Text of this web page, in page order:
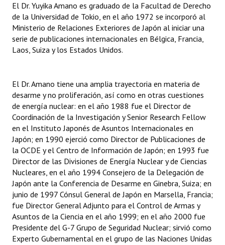
Banca del Vecino - Registro
Huéspedes de Honor - Registro
Antiguos Pobladores - Registro
Bariloche, Municipio intercultural
Entrega de distinciones
REFORMA DE LA CARTA ORGÁNICA
El Dr. Yuyika Amano es graduado de la Facultad de Derecho
de la Universidad de Tokio, en el año 1972 se incorporó al
Ministerio de Relaciones Exteriores de Japón al iniciar una
serie de publicaciones internacionales en Bélgica, Francia,
Laos, Suiza y los Estados Unidos.
El Dr. Amano tiene una amplia trayectoria en materia de
desarme y no proliferación, así como en otras cuestiones
de energía nuclear: en el año 1988 fue el Director de
Coordinación de la Investigación y Senior Research Fellow
en el Instituto Japonés de Asuntos Internacionales en
Japón; en 1990 ejerció como Director de Publicaciones de
la OCDE y el Centro de Información de Japón; en 1993 fue
Director de las Divisiones de Energía Nuclear y de Ciencias
Nucleares, en el año 1994 Consejero de la Delegación de
Japón ante la Conferencia de Desarme en Ginebra, Suiza; en
junio de 1997 Cónsul General de Japón en Marsella, Francia;
fue Director General Adjunto para el Control de Armas y
Asuntos de la Ciencia en el año 1999; en el año 2000 fue
Presidente del G-7 Grupo de Seguridad Nuclear; sirvió como
Experto Gubernamental en el grupo de las Naciones Unidas